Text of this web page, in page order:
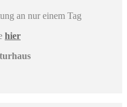
an nur einem Tag
hier